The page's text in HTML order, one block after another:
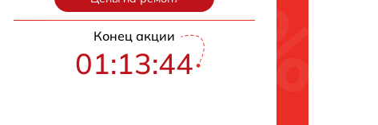
Конец акции
01:13:42